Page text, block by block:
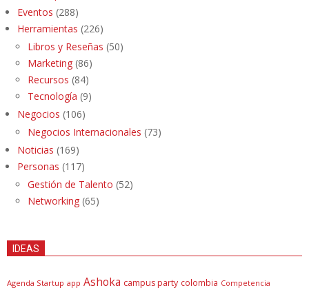
Eventos (288)
Herramientas (226)
Libros y Reseñas (50)
Marketing (86)
Recursos (84)
Tecnología (9)
Negocios (106)
Negocios Internacionales (73)
Noticias (169)
Personas (117)
Gestión de Talento (52)
Networking (65)
IDEAS
Agenda Startup app Ashoka campus party colombia Competencia